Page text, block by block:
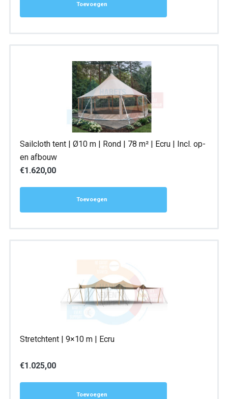
Toevoegen
Sailcloth tent | Ø10 m | Rond | 78 m² | Ecru | Incl. op-
en afbouw
€1.620,00
Toevoegen
Stretchtent | 9×10 m | Ecru
€1.025,00
Toevoegen